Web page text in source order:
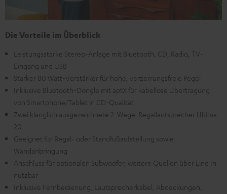
Die Vorteile im Überblick
Leistungsstarke Stereo-Anlage mit Bluetooth, CD, Radio, TV-
Eingang und USB
Starker 80 Watt-Verstärker für hohe, verzerrungsfreie Pegel
Inklusive Bluetooth-Dongle mit aptX für kabellose Übertragung
von Smartphone/Tablet in CD-Qualität
Zwei klanglich ausgezeichnete 2-Wege-Regallautsprecher Ultima
20
Geeignet für Regal- oder Standfußaufstellung sowie
Wandanbringung
Anschluss für optionalen Subwoofer, weitere Quellen über Line In
nutzbar
Inklusive Fernbedienung, Lautsprecherkabel, Abdeckungen,